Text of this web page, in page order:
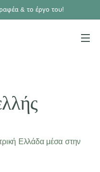
& το έργο του!
Ελλάδα μέσα στην